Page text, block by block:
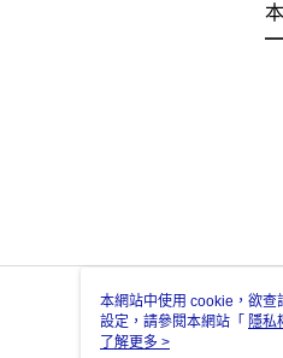
本網站中使用 cookie，欲
設定，請參閱本網站「 隱私
使用 cookie。
了解更多 >